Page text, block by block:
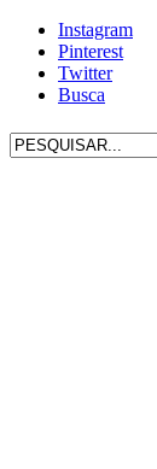
Instagram
Pinterest
Twitter
Busca